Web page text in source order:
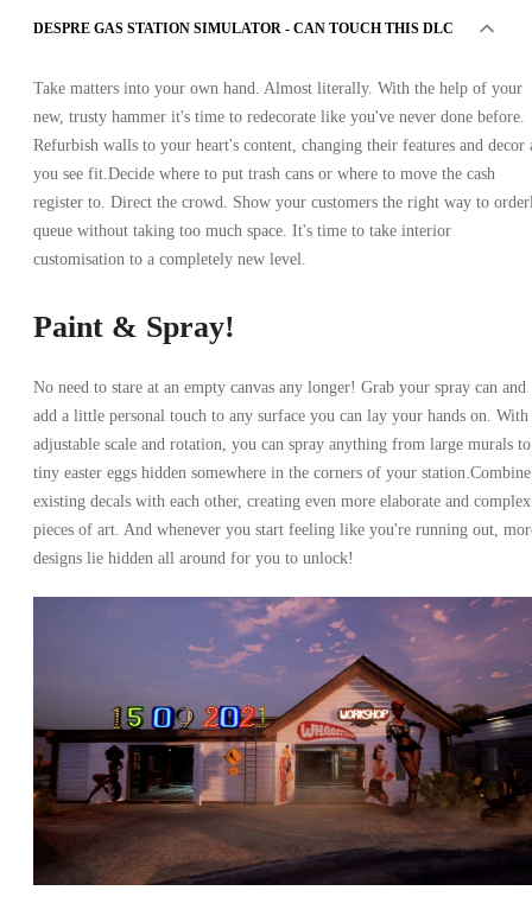
DESPRE GAS STATION SIMULATOR - CAN TOUCH THIS DLC
Take matters into your own hand. Almost literally. With the help of your
new, trusty hammer it's time to redecorate like you've never done before.
Refurbish walls to your heart's content, changing their features and decor
you see fit.Decide where to put trash cans or where to move the cash
register to. Direct the crowd. Show your customers the right way to
queue without taking too much space. It's time to take interior
customisation to a completely new level.
Paint & Spray!
No need to stare at an empty canvas any longer! Grab your spray can and
add a little personal touch to any surface you can lay your hands on. With
adjustable scale and rotation, you can spray anything from large murals to
tiny easter eggs hidden somewhere in the corners of your station.Combine
existing decals with each other, creating even more elaborate and complex
pieces of art. And whenever you start feeling like you're running out,
designs lie hidden all around for you to unlock!